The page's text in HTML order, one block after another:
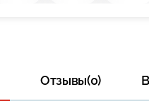
Отзывы(0)